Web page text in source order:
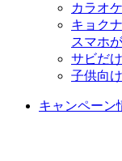
カラオ
キョク
スマホ
サビだ
子供向
キャンペーン